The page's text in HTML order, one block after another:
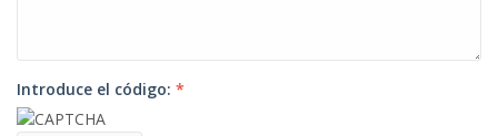
Introduce el código: *